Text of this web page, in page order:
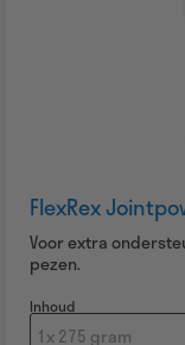
FlexRex
Voor extra
pezen.
Inhoud